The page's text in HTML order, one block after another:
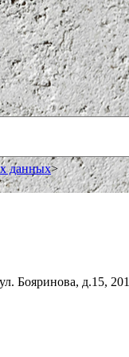
данных>
Бояринова, д.15, 201